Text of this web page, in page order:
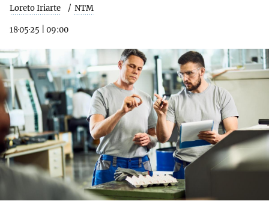
Loreto Iriarte NTM
18·05·25 09:00